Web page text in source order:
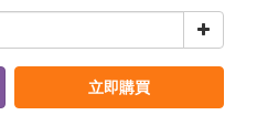
立即購買